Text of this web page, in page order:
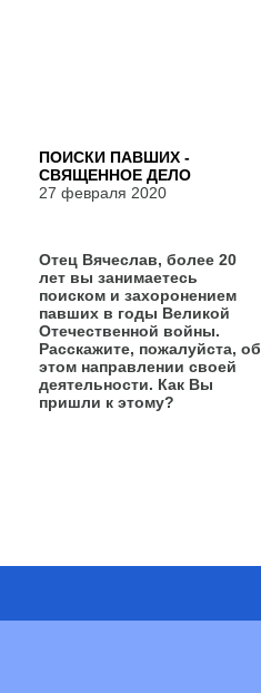
ПОИСКИ ПАВШИХ -
СВЯЩЕННОЕ ДЕЛО
27 февраля 2020
Отец Вячеслав, более 20
лет вы занимаетесь
поиском и захоронением
павших в годы Великой
Отечественной войны.
Расскажите, пожалуйста, об
этом направлении своей
деятельности. Как Вы
пришли к этому?